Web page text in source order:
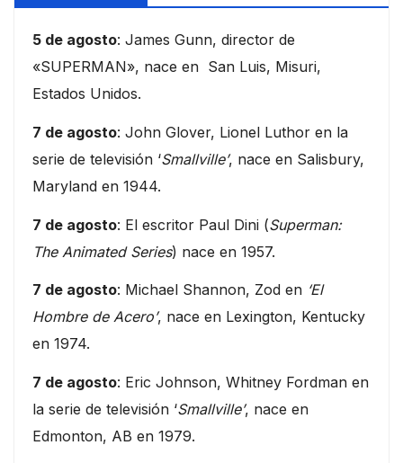
5 de agosto: James Gunn, director de
«SUPERMAN», nace en San Luis, Misuri,
Estados Unidos.
7 de agosto: John Glover, Lionel Luthor en la
serie de televisión ‘Smallville’, nace en Salisbury,
Maryland en 1944.
7 de agosto: El escritor Paul Dini (Superman:
The Animated Series) nace en 1957.
7 de agosto: Michael Shannon, Zod en ‘El
Hombre de Acero’, nace en Lexington, Kentucky
en 1974.
7 de agosto: Eric Johnson, Whitney Fordman en
la serie de televisión ‘Smallville’, nace en
Edmonton, AB en 1979.